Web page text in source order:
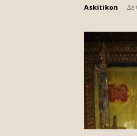
Askitikon Δε